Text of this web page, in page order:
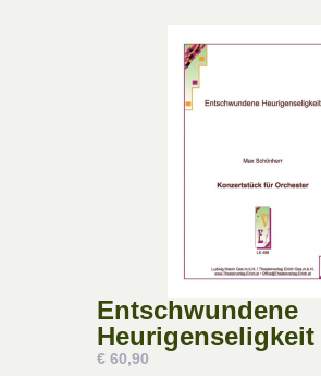
Entschwundene
Heurigenseligkeit
€ 60,90